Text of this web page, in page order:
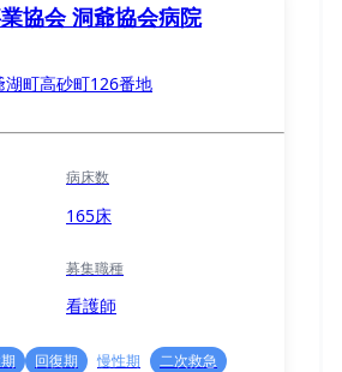
協会 洞爺協会病院
町高砂町126番地
病床数
165床
募集職種
看護師
回復期 慢性期
二次救急